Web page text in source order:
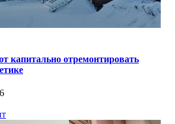
капитально отремонтировать